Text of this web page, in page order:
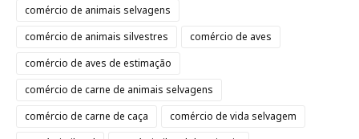
comércio de animais selvagens
comércio de animais silvestres
comércio de aves
comércio de aves de estimação
comércio de carne de animais selvagens
comércio de carne de caça
comércio de vida selvagem